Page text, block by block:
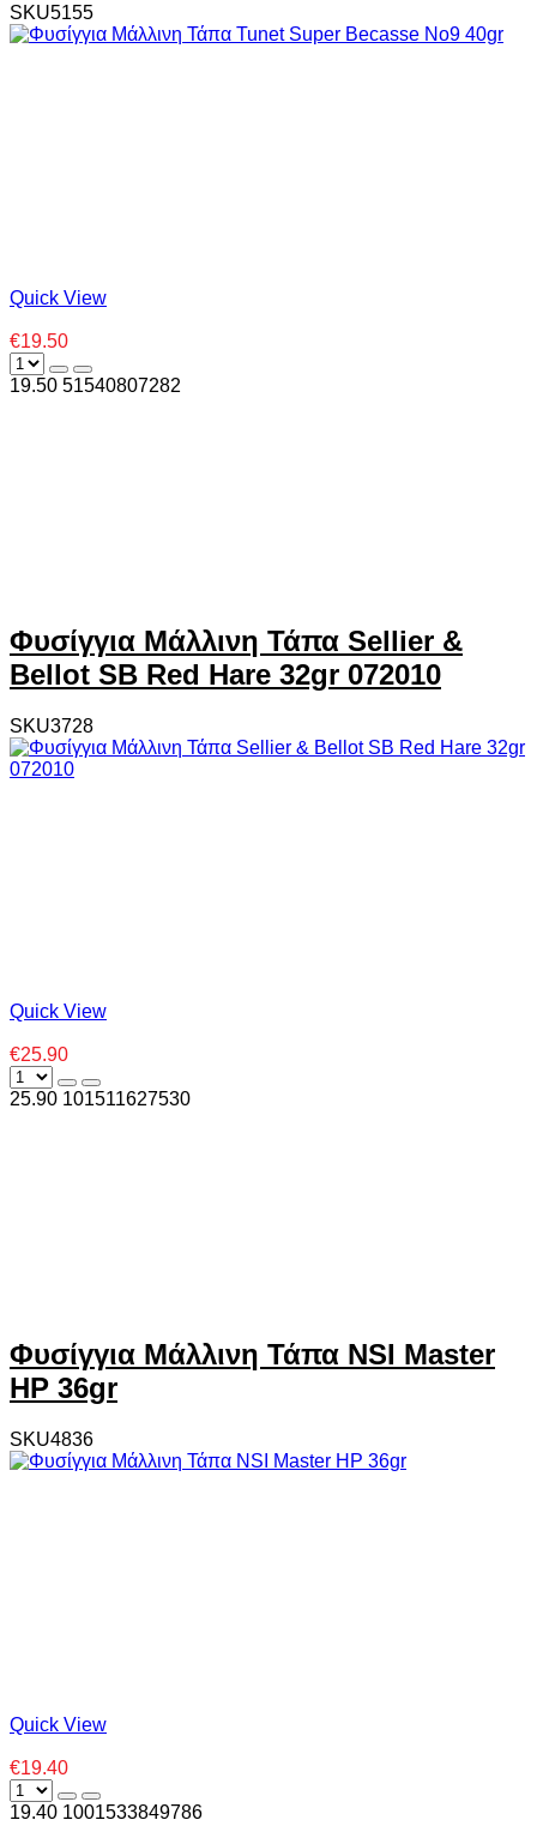
SKU5155
Quick View
€19.50
19.50 51540807282
Φυσίγγια Μάλλινη Τάπα Sellier &
Bellot SB Red Hare 32gr 072010
SKU3728
Quick View
€25.90
25.90 101511627530
Φυσίγγια Μάλλινη Τάπα NSI Master
HP 36gr
SKU4836
Quick View
€19.40
19.40 1001533849786